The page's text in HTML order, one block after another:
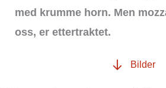
med krumme horn. Men
oss, er ettertraktet.
Bilder